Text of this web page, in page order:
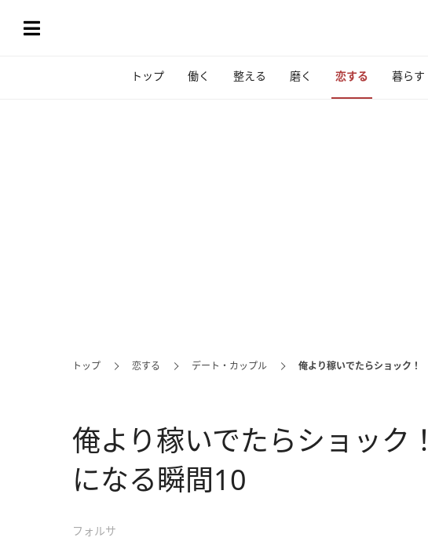
トップ 働く 整える 磨く 恋する 暮らす
トップ 恋する デート・カップル 俺より稼いでたらショック
俺より稼いでたらショッ
になる瞬間10
フォルサ